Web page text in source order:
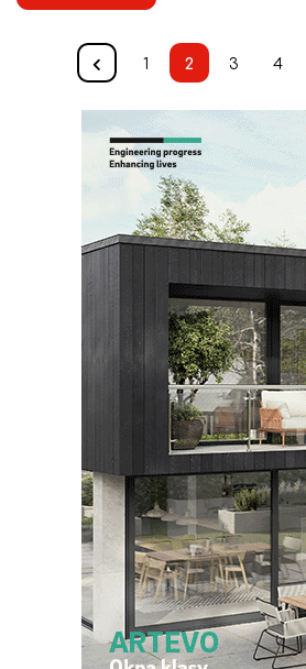
1 2 3 4